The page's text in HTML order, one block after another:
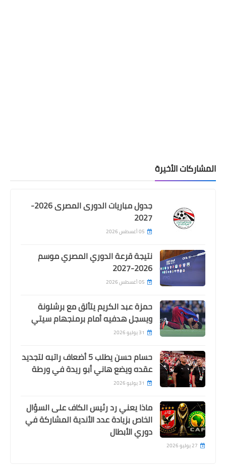
المشاركات الأخيرة
جدول مباريات الدورى المصرى 2026-
2027
05 أغسطس 2026
نتيجة قرعة الدوري المصري موسم
2026-2027
05 أغسطس 2026
حمزة عبد الكريم يتألق مع برشلونة
ويسجل هدفيه أمام برمنجهام سيتي
31 يوليو 2026
حسام حسن يطلب 5 أضعاف راتبه لتجديد
عقده ويضع هاني أبو ريدة في ورطة
31 يوليو 2026
ماذا يعني رد رئيس الكاف على السؤال
الخاص بزيادة عدد الأندية المشاركة في
دوري الأبطال
27 يوليو 2026